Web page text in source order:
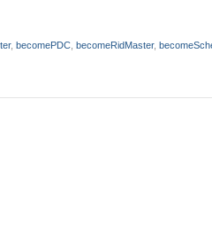
, becomePDC becomeRidMaster,